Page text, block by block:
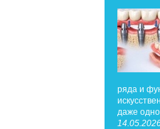
ряда и
даже